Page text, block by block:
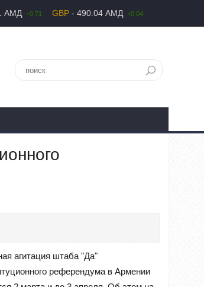
АМД +0,71 GBP - 490.04 АМД +0,04
агитация штаба "Да"
референдума в Армении